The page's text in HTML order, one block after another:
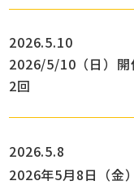
2026.5.10
2026/5/10（日）開
2回
2026.5.8
2026年5月8日（金